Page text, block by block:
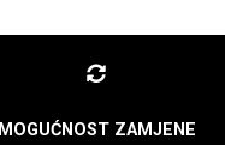
MOGUĆNOST ZAMJENE